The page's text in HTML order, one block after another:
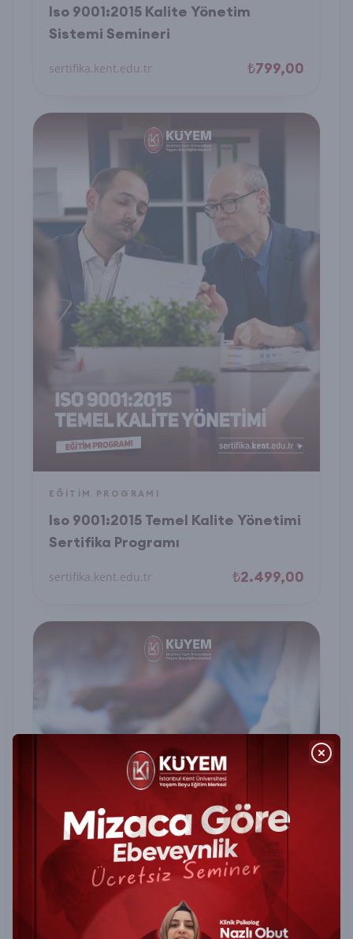
Iso 9001:2015 Kalite Yönetim
Sistemi Semineri
sertifika.kent.edu.tr ₺799,00
EĞITIM PROGRAMI
Iso 9001:2015 Temel Kalite Yönetimi
Sertifika Programı
sertifika.kent.edu.tr ₺2.499,00